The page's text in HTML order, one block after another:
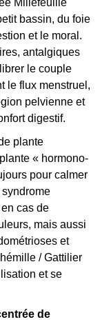
Millefeuille
bassin, du foie
et le moral.
antalgiques
le couple
le flux menstruel,
pelvienne et
digestif.
plante
« hormono-
pour calmer
cas de
mais aussi
et
/ Gattilier
et se
de